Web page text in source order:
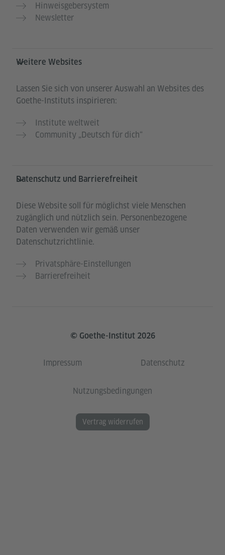
Hinweisgebersystem
Newsletter
Weitere Websites
Lassen Sie sich von unserer Auswahl an Websites des
Goethe-Instituts inspirieren:
Institute weltweit
Community „Deutsch für dich“
Datenschutz und Barrierefreiheit
Diese Website soll für möglichst viele Menschen
zugänglich und nützlich sein. Personenbezogene
Daten verwenden wir gemäß unser
Datenschutzrichtlinie.
Privatsphäre-Einstellungen
Barrierefreiheit
© Goethe-Institut 2026
Impressum Datenschutz
Nutzungsbedingungen
Vertrag widerrufen